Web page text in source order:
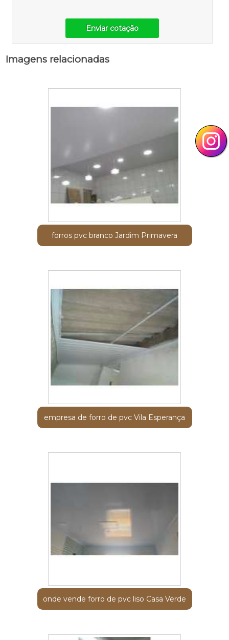
Enviar cotação
Imagens relacionadas
forros pvc branco Jardim Primavera
empresa de forro de pvc Vila Esperança
onde vende forro de pvc liso Casa Verde